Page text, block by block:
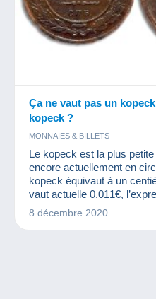
Ça ne vaut pas un
kopeck ?
MONNAIES & BILLETS
Le kopeck est la plus
encore actuellement en
kopeck équivaut à un
vaut actuelle 0.011€,
kopeck » garde tout son
8 décembre 2020